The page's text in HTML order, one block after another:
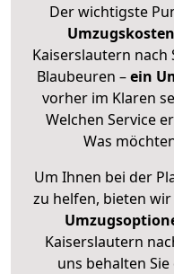
Der wichtigste
Kaiserslautern
Blaubeuren –ein
vorher im Klaren
Welchen Service
Was
Um Ihnen bei der
zu helfen, bieten
Kaiserslautern
uns behalten